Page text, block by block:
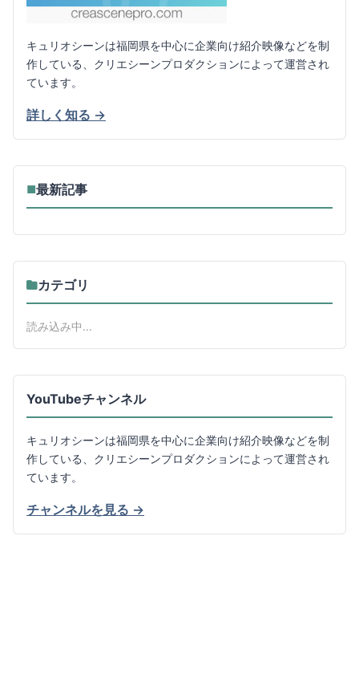
キュリオシーンは福岡県を中心に企業向け紹介映像などを制
作している、クリエシーンプロダクションによって運営され
ています。
詳しく知る →
■最新記事
カテゴリ
読み込み中...
YouTubeチャンネル
キュリオシーンは福岡県を中心に企業向け紹介映像などを制
作している、クリエシーンプロダクションによって運営され
ています。
チャンネルを見る →